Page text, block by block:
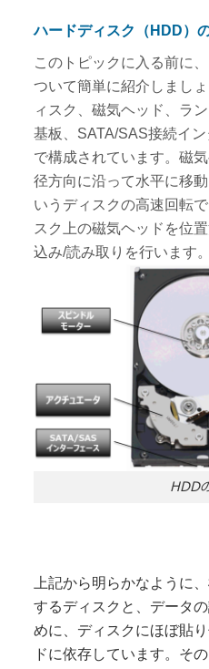
ハードディスク（HDD）
このトピックに入る前に
ついて簡単に紹介しまし
ィスク、磁気ヘッド、ラ
基板、SATA/SAS接続イ
で構成されています。磁
径方向に沿って水平に移
いうディスクの高速回転
スク上の磁気ヘッドを位
込み/読み取りを行います。
HDD
上記から明らかなように
するディスクと、データ
めに、ディスクにほぼ貼
ドに依存しています。そ